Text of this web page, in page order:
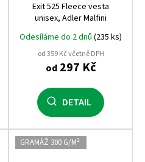
Exit 525 Fleece vesta
unisex, Adler Malfini
Odesíláme do 2 dnů (235 ks)
od 359 Kč včetně DPH
od297 Kč
DETAIL
GRAMÁŽ 300 G/M²